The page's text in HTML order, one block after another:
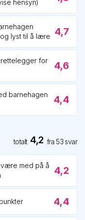
hensyn)
lyst til å lære
4,7
for
4,6
barnehagen
4,4
totalt 4,2 fra53 svar
være med på å
4,2
4,4